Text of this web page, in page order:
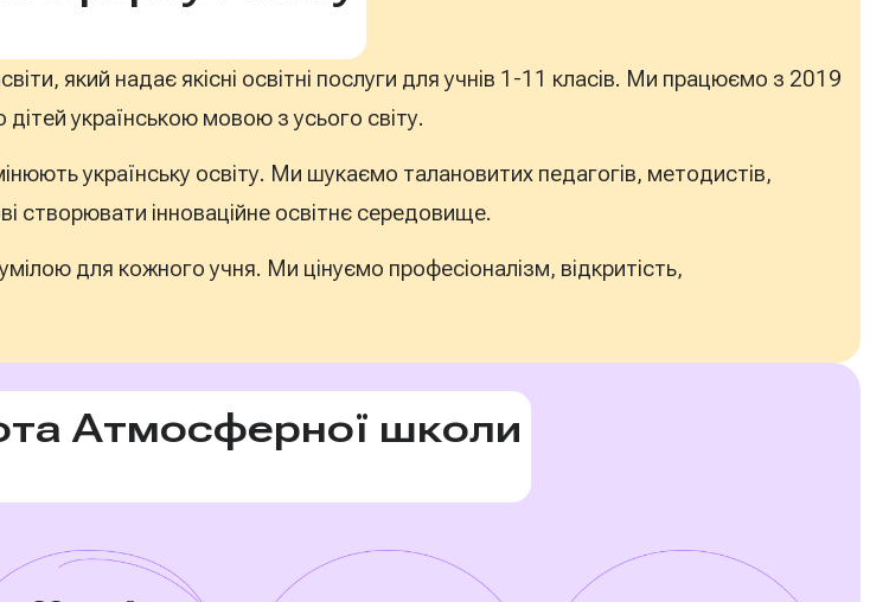
який надає якісні освітні послуги для учнів 1-11 класів. Ми працюємо з 2019
дітей українською мовою з усього світу.
українську освіту. Ми шукаємо талановитих педагогів, методистів,
створювати інноваційне освітнє середовище.
для кожного учня. Ми цінуємо професіоналізм, відкритість,
Атмосферної школи